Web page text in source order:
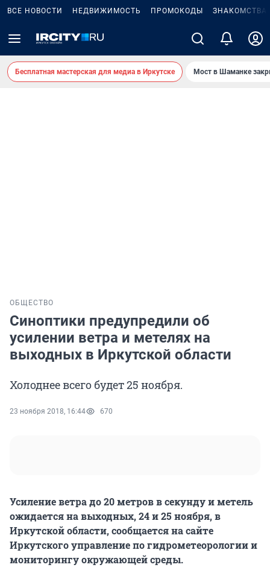
ВСЕ НОВОСТИ НЕДВИЖИМОСТЬ ПРОМОКОДЫ ЗНАКОМСТВА
Бесплатная мастерская для медиа в Иркутске Мост в Шаманке
ОБЩЕСТВО
Синоптики предупредили об
усилении ветра и метелях на
выходных в Иркутской области
Холоднее всего будет 25 ноября.
23 ноября 2018, 16:44 670
Усиление ветра до 20 метров в секунду и метель
ожидается на выходных, 24 и 25 ноября, в
Иркутской области, сообщается на сайте
Иркутского управление по гидрометеорологии и
мониторингу окружающей среды.